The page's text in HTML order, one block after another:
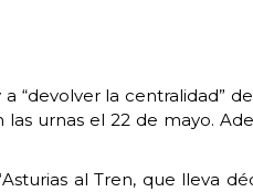
“devolver la centralidad”
las urnas el 22 de mayo.
al Tren, que lleva